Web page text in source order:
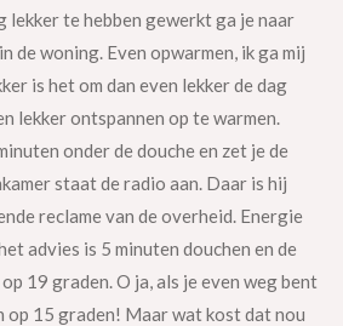
lekker te hebben gewerkt ga je naar
de woning. Even opwarmen, ik ga mij
is het om dan even lekker de dag
lekker ontspannen op te warmen.
onder de douche en zet je de
staat de radio aan. Daar is hij
reclame van de overheid. Energie
advies is 5 minuten douchen en de
19 graden. O ja, als je even weg bent
op 15 graden! Maar wat kost dat nou